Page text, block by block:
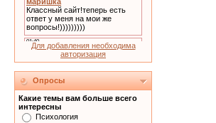
Для добавления необходима
авторизация
Опросы
Какие темы вам больше всего
интересны
Психология